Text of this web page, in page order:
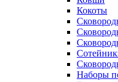
Кокоты
Наборы